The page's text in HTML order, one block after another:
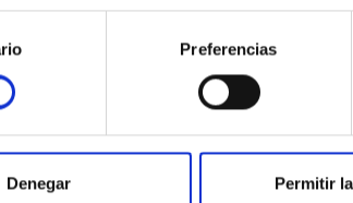
Preferencias
Denegar Permitir
ocasiones al practicar
ves será totalmente diferente